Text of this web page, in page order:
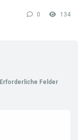
0 134
Erforderliche Felder